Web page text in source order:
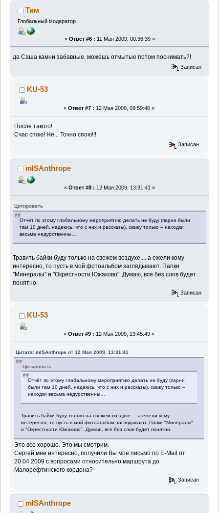
Тим
Глобальный модератор
« Ответ #6 : 11 Мая 2009, 00:36:39 »
да Саша камни забавные. можешь отмытые потом поснимать?!
Записан
KU-53
« Ответ #7 : 12 Мая 2009, 09:59:46 »
После такого!
Счас спою! Не... Точно спою!!!
Записан
mISAnthrope
« Ответ #8 : 12 Мая 2009, 13:31:41 »
Цитировать
Отчёт по этому глобальному мероприятию делать не буду (парни были
там 10 дней, надеюсь, что с них и рассказы), скажу только – находки
весьма недурственны…
Травить байки буду только на свежем воздухе.... а ежели кому
интересно, то пусть в мой фотоальбом заглядывают. Папки
"Минералы" и "Окрестности Южаково". Думаю, все без слов будет
понятно.
Записан
KU-53
« Ответ #9 : 12 Мая 2009, 13:45:49 »
Цитата: mISAnthrope от 12 Мая 2009, 13:31:41
Цитировать
Отчёт по этому глобальному мероприятию делать не буду (парни
были там 10 дней, надеюсь, что с них и рассказы), скажу только –
находки весьма недурственны…
Травить байки буду только на свежем воздухе.... а ежели кому
интересно, то пусть в мой фотоальбом заглядывают. Папки "Минералы"
и "Окрестности Южаково". Думаю, все без слов будет понятно.
Это все хорошо. Это мы смотрим.
Сергей мне интересно, получили Вы мое письмо по E-Mail от
20.04.2009 с вопросами относительно маршрута до
Малорефтинского кордона?
Записан
mISAnthrope